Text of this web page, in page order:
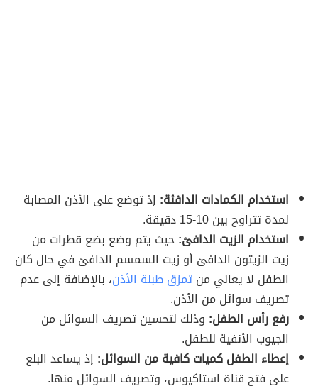
استخدام الكمادات الدافئة: إذ توضع على الأذن المصابة
لمدة تتراوح بين 10-15 دقيقة.
استخدام الزيت الدافئ:حيث يتم وضع بضع قطرات من
زيت الزيتون الدافئ أو زيت السمسم الدافئ في حال كان
الطفل لا يعاني منتمزق طبلة الأذن، بالإضافة إلى عدم
تصريف سوائل من الأذن.
رفع رأس الطفل: وذلك لتحسين تصريف السوائل من
الجيوب الأنفية للطفل.
إعطاء الطفل كميات كافية من السوائل: إذ يساعد البلع
على فتح قناة استاكيوس، وتصريف السوائل منها.